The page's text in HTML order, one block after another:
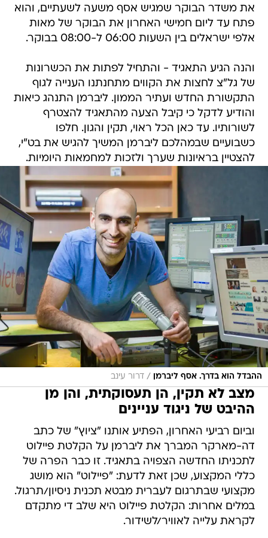
את משדר הבוקר שמגיש אסף משעה לשעתיים, והוא
פתח עד ליום חמישי האחרון את הבוקר של מאות
אלפי ישראלים בין השעות 06:00 ל-08:00 בבוקר.
והנה הגיע התאגיד - והתחיל לפתות את הכשרונות
של גל"צ לחצות את הקווים מתחנתנו הענייה לגוף
התקשורת החדש ועתיר הממון. ליברמן התנהג כיאות
והודיע לדקל כי קיבל הצעה מהתאגיד להצטרף
לשורותיו. עד כאן הכל ראוי, תקין והגון. חלפו
כשבועיים שבמהלכם ליברמן המשיך להגיש את בט"י,
להצטיין בראיונות שערך ולזכות למחמאות היומיות.
ההבדל הוא בדרך. אסף ליברמן / דרור עינב
מצב לא תקין, הן תעסוקתית, והן מן
ההיבט של ניגוד עניינים
וביום רביעי האחרון, הפתיע אותנו "ציוץ" של כתב
דה-מארקר המברך את ליברמן על הקלטת פיילוט
לתכניתו החדשה הצפויה בתאגיד. זו כבר הפרה של
כללי המקצוע, שכן זאת לדעת: "פיילוט" הוא מושג
מקצועי שבתרגום לעברית מבטא תכנית ניסיון/תרגול.
במלים אחרות: הקלטת פיילוט היא שלב די מתקדם
לקראת עלייה לאוויר/לשידור.